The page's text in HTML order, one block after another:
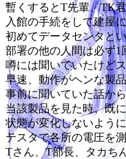
暫くするとT先輩、TK
入館の手続をして建屋に
初めてデータセンタと
部署の他の人間は必ず
噂には聞いていたけど
早速、動作がヘンな製
事前に聞いていた話か
当該製品を見た時、既
状態が変化しないよう
テスタで各所の電圧を
Tさん、T部長、タカち